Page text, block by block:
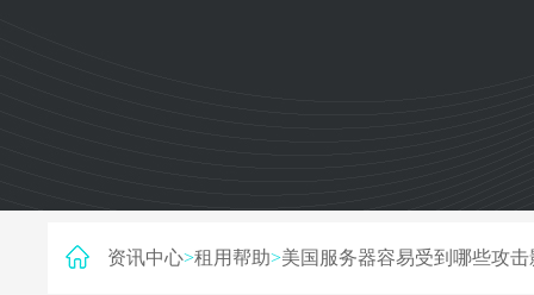
资讯中心>租用帮助>美国服务器容易受到哪些攻击